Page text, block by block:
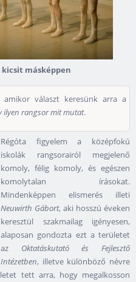
másképpen
választ keresünk arra a
ilyen rangsor mit mutat.
Régóta figyelem a középfokú
iskolák rangsorairól megjelenő
komoly, félig komoly, és egészen
komolytalan írásokat.
Mindenképpen elismerés illeti
Neuwirth Gábort, aki hosszú éveken
keresztül szakmailag igényesen,
alaposan gondozta ezt a területet
az Oktatáskutató és Fejlesztő
Intézetben, illetve különböző névre
tett arra, hogy megalkosson